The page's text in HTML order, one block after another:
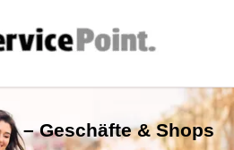
– Geschäfte & Shops